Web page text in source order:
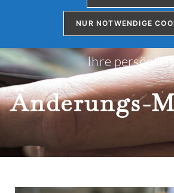
Ihre
Änderungs-
NUR NOTWENDIGE